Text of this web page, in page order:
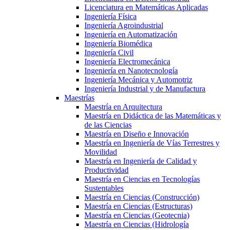
Licenciatura en Matemáticas Aplicadas
Ingeniería Física
Ingeniería Agroindustrial
Ingeniería en Automatización
Ingeniería Biomédica
Ingeniería Civil
Ingeniería Electromecánica
Ingeniería en Nanotecnología
Ingeniería Mecánica y Automotriz
Ingeniería Industrial y de Manufactura
Maestrías
Maestría en Arquitectura
Maestría en Didáctica de las Matemáticas y
de las Ciencias
Maestría en Diseño e Innovación
Maestría en Ingeniería de Vías Terrestres y
Movilidad
Maestría en Ingeniería de Calidad y
Productividad
Maestría en Ciencias en Tecnologías
Sustentables
Maestría en Ciencias (Construcción)
Maestría en Ciencias (Estructuras)
Maestría en Ciencias (Geotecnia)
Maestría en Ciencias (Hidrología